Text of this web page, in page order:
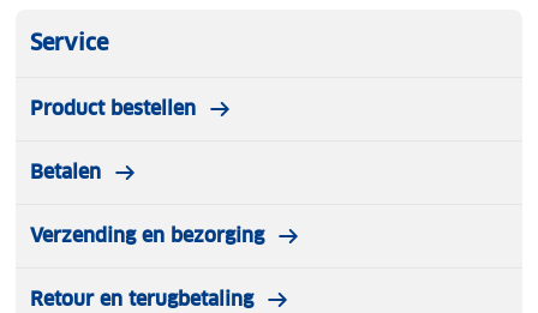
Service
Product bestellen
Betalen
Verzending en bezorging
Retour en terugbetaling